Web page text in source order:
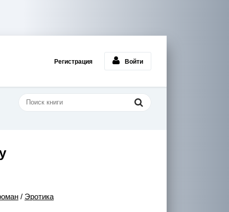
Регистрация Войти
/ Эротика